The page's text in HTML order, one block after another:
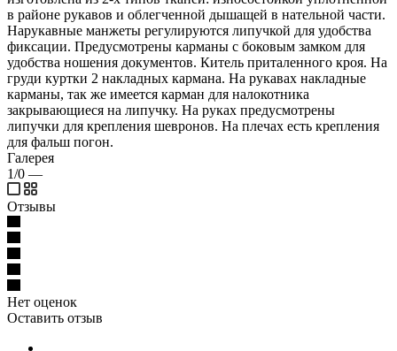
в районе рукавов и облегченной дышащей в нательной части.
Нарукавные манжеты регулируются липучкой для удобства
фиксации. Предусмотрены карманы с боковым замком для
удобства ношения документов. Китель приталенного кроя. На
груди куртки 2 накладных кармана. На рукавах накладные
карманы, так же имеется карман для налокотника
закрывающиеся на липучку. На руках предусмотрены
липучки для крепления шевронов. На плечах есть крепления
для фальш погон.
Галерея
1/0 —
Отзывы
Нет оценок
Оставить отзыв